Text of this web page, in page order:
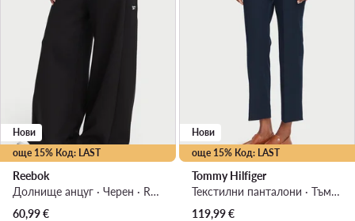
още 15% Код: LAST
Нови
Reebok
Долнище анцуг · Черен · Regular Fit
60,99€
още 15% Код: LAST
Нови
Tommy Hilfiger
Текстилни панталони · Тъмносин · Slim Fit
119,99€